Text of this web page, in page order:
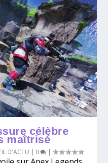
célèbre
maîtrisé
D'ACTU | 0 |